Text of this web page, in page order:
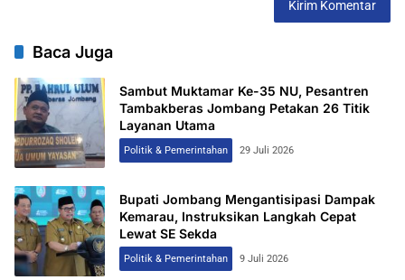
Baca Juga
Sambut Muktamar Ke-35 NU, Pesantren
Tambakberas Jombang Petakan 26 Titik
Layanan Utama
Politik & Pemerintahan 29 Juli 2026
Bupati Jombang Mengantisipasi Dampak
Kemarau, Instruksikan Langkah Cepat
Lewat SE Sekda
Politik & Pemerintahan 9 Juli 2026